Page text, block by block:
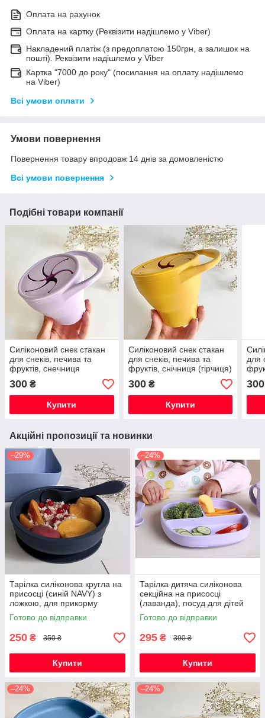
Оплата на рахунок
Оплата на картку (Реквізити надішлемо у Viber)
Накладений платіж (з предоплатою 150грн, а залишок на
пошті). Реквізити надішлемо у Viber
Картка "7000 до року" (посилання на оплату надішлемо
на Viber)
Всі умови оплати
Умови повернення
Повернення товару впродовж 14 днів за домовленістю
Всі умови повернення
Подібні товари компанії
Силіконовий снек стакан
для снеків, печива та
фруктів, снечниця
300 ₴
Купити
Силіконовий снек стакан
для снеків, печива та
фруктів, снічниця (гірчиця)
300₴
Купити
для
300
Акційні пропозиції та новинки
–29%
Тарілка силіконова кругла на
присосці (синій NAVY) з
ложкою, для прикорму
Готово до відправки
250 ₴ 350 ₴
Купити
–24%
Тарілка дитяча силіконова
секційна на присосці
(лаванда), посуд для дітей
силіконовий
Готово до відправки
295 ₴ 390 ₴
Купити
–24% –24%